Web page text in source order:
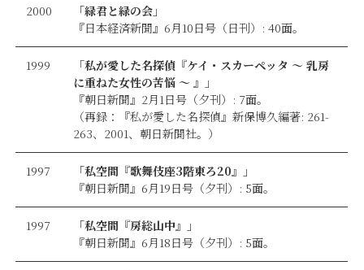
2000
「緑君と緑の会」
『日本経済新聞』6月10日号（日刊）: 40面。
1999
「私が愛した名探偵『ケイ・スカーペッタ 〜 乳房
に重ねた女性の苦悩 〜 』」
『朝日新聞』2月1日号（夕刊）: 7面。
（再録：『私が愛した名探偵』新保博久編著: 261-
263、2001、朝日新聞社。）
1997
「私空間『歌舞伎座3階東ろ20』」
『朝日新聞』6月19日号（夕刊）: 5面。
1997
「私空間『房総山中』」
『朝日新聞』6月18日号（夕刊）: 5面。